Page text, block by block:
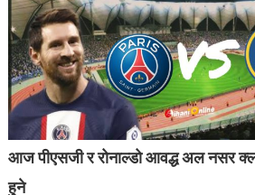
आज पीएसजी र रोनाल्डो आवद्ध अल नसर
हुने